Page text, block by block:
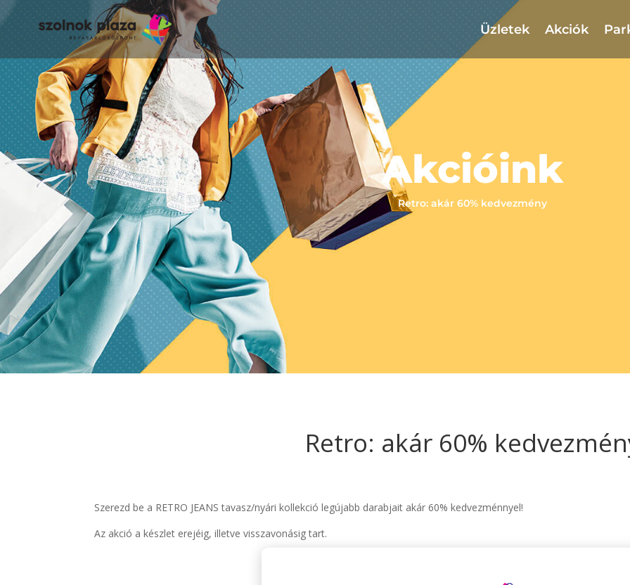
Üzletek Akciók
Akcióink
Retro: akár 60% kedvezmény
Retro: akár 60%
Szerezd be a RETRO JEANS tavasz/nyári kollekció legújabb darabjait akár 60% kedvezménnyel!
Az akció a készlet erejéig, illetve visszavonásig tart.